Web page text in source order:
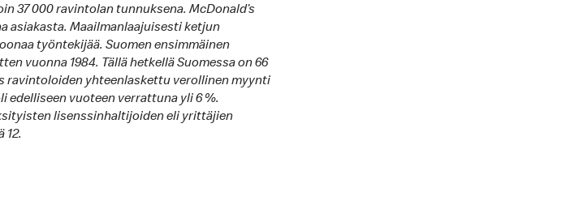
37 000 ravintolan tunnuksena. McDonald’s
asiakasta. Maailmanlaajuisesti ketjun
työntekijää. Suomen ensimmäinen
vuonna 1984. Tällä hetkellä Suomessa on 66
ravintoloiden yhteenlaskettu verollinen myynti
edelliseen vuoteen verrattuna yli 6 %.
lisenssinhaltijoiden eli yrittäjien
12.